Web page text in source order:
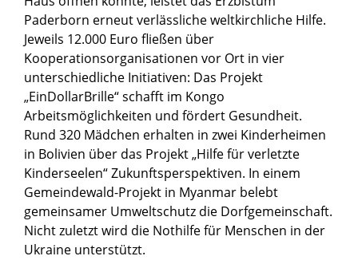
Paderborn erneut verlässliche weltkirchliche Hilfe.
Jeweils 12.000 Euro fließen über
Kooperationsorganisationen vor Ort in vier
unterschiedliche Initiativen: Das Projekt
„EinDollarBrille“ schafft im Kongo
Arbeitsmöglichkeiten und fördert Gesundheit.
Rund 320 Mädchen erhalten in zwei Kinderheimen
in Bolivien über das Projekt „Hilfe für verletzte
Kinderseelen“ Zukunftsperspektiven. In einem
Gemeindewald-Projekt in Myanmar belebt
gemeinsamer Umweltschutz die Dorfgemeinschaft.
Nicht zuletzt wird die Nothilfe für Menschen in der
Ukraine unterstützt.